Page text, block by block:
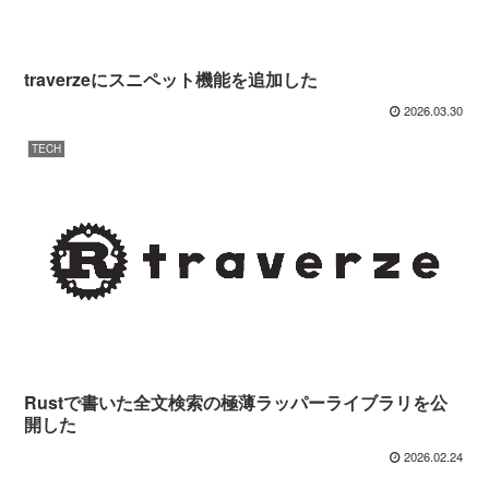
traverzeにスニペット機能を追加した
2026.03.30
TECH
Rustで書いた全文検索の極薄ラッパーライブラリを公
開した
2026.02.24